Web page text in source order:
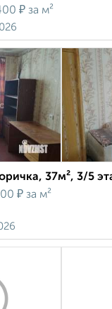
₽ за м²
37м², 3/5
₽ за м²